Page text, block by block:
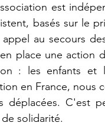
COP28
Liban Guinée
est
basés sur le
au secours
place une action
: les enfants et
en France, nous
déplacées. C'est
solidarité.